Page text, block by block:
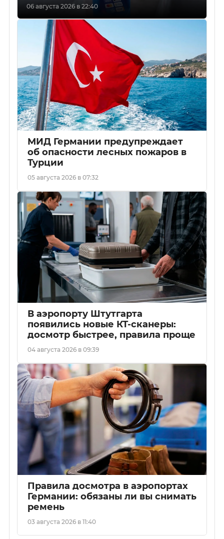
06 августа 2026 в 22:40
МИД Германии предупреждает
об опасности лесных пожаров в
Турции
05 августа 2026 в 07:32
В аэропорту Штутгарта
появились новые КТ-сканеры:
досмотр быстрее, правила проще
04 августа 2026 в 09:39
Правила досмотра в аэропортах
Германии: обязаны ли вы снимать
ремень
03 августа 2026 в 11:40